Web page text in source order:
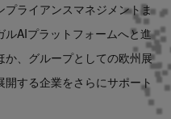
ライアンスマネジメントま
ルAIプラットフォームへと進
、グループとしての欧州展
する企業をさらにサポート